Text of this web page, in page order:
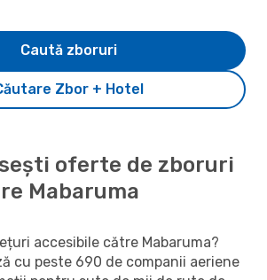
Zbor + Hotel
Caută zboruri
oferte de zboruri
Mabaruma
accesibile către Mabaruma?
cu peste 690 de companii aeriene